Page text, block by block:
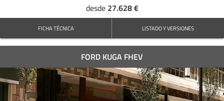
desde 27.628 €
FICHA TÉCNICA LISTADO Y VERSIONES
FORD KUGA FHEV